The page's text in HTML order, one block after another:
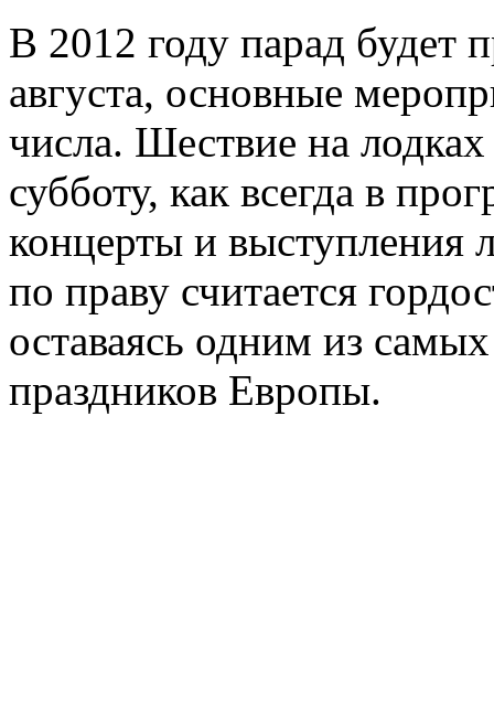
В 2012 году парад будет
августа, основные
числа. Шествие на
субботу, как всегда в
концерты и выступления
по праву считается
оставаясь одним из
праздников Европы.